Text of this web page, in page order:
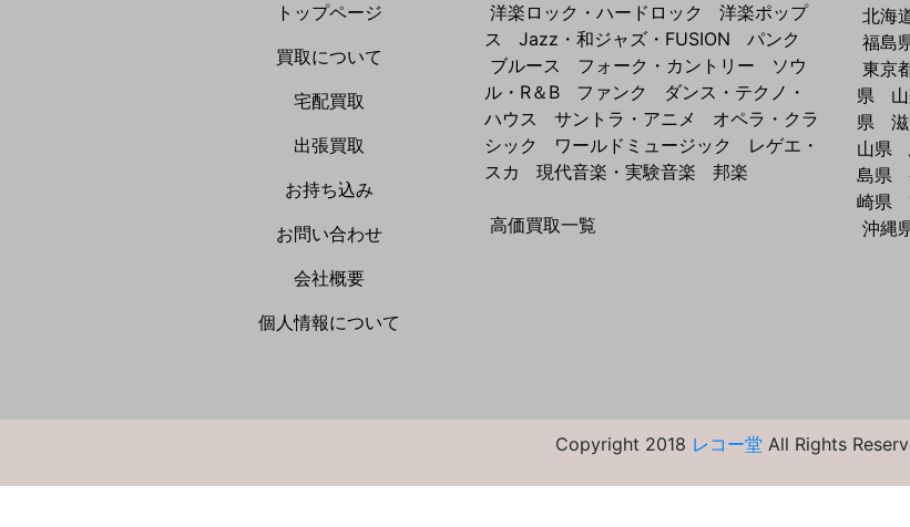
トップページ
買取について
宅配買取
出張買取
お持ち込み
お問い合わせ
会社概要
個人情報について
洋楽ロック・ハードロック
洋楽ポップ
ス
Jazz・和ジャズ・FUSION
パンク
ブルース
フォーク・カントリー
ソウ
ル・R＆B
ファンク
ダンス・テクノ・
ハウス
サントラ・アニメ
オペラ・クラ
シック
ワールドミュージック
レゲエ・
スカ
現代音楽・実験音楽 邦楽
高価買取一覧
北海
福島
東京
県
県
山県
島県
崎県
沖縄
Copyright 2018 レコー堂 All Rights